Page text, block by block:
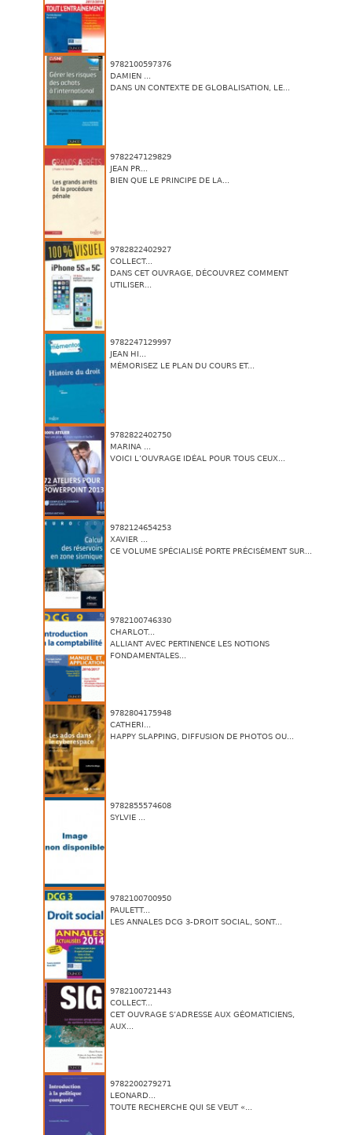
9782100597376
DAMIEN ...
DANS UN CONTEXTE DE GLOBALISATION, LE...
9782247129829
JEAN PR...
BIEN QUE LE PRINCIPE DE LA...
9782822402927
COLLECT...
DANS CET OUVRAGE, DÉCOUVREZ COMMENT
UTILISER...
9782247129997
JEAN HI...
MÉMORISEZ LE PLAN DU COURS ET...
9782822402750
MARINA ...
VOICI L’OUVRAGE IDÉAL POUR TOUS CEUX...
9782124654253
XAVIER ...
CE VOLUME SPÉCIALISÉ PORTE PRÉCISÉMENT SUR...
9782100746330
CHARLOT...
ALLIANT AVEC PERTINENCE LES NOTIONS
FONDAMENTALES...
9782804175948
CATHERI...
HAPPY SLAPPING, DIFFUSION DE PHOTOS OU...
9782855574608
SYLVIE ...
9782100700950
PAULETT...
LES ANNALES DCG 3-DROIT SOCIAL, SONT...
9782100721443
COLLECT...
CET OUVRAGE S’ADRESSE AUX GÉOMATICIENS,
AUX...
9782200279271
LEONARD...
TOUTE RECHERCHE QUI SE VEUT «...